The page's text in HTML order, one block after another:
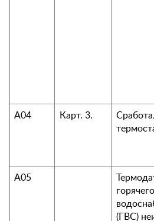
А04 Карт. 3.
А05
горячего
(ГВС)